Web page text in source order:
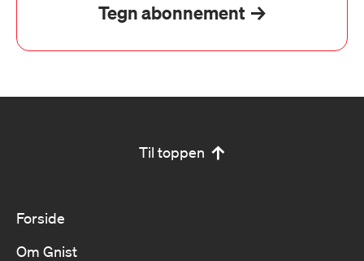
Tegn abonnement
Til toppen
Forside
Om Gnist